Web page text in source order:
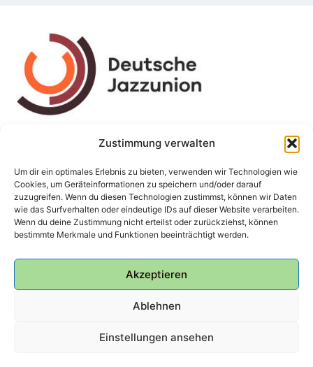
Zustimmung verwalten
Um dir ein optimales Erlebnis zu bieten, verwenden wir Technologien wie
Cookies, um Geräteinformationen zu speichern und/oder darauf
zuzugreifen. Wenn du diesen Technologien zustimmst, können wir Daten
wie das Surfverhalten oder eindeutige IDs auf dieser Website verarbeiten.
Wenn du deine Zustimmung nicht erteilst oder zurückziehst, können
bestimmte Merkmale und Funktionen beeinträchtigt werden.
Akzeptieren
Ablehnen
Einstellungen ansehen
© 2026 Bunker Ulmenwall